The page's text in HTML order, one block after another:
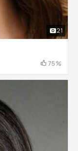
75%
21